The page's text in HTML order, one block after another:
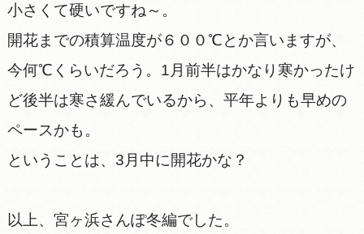
小さくて硬いですね～。
開花までの積算温度が６００℃とか言いますが、
今何℃くらいだろう。1月前半はかなり寒かったけ
ど後半は寒さ緩んでいるから、平年よりも早めの
ペースかも。
ということは、3月中に開花かな？
以上、宮ヶ浜さんぽ冬編でした。